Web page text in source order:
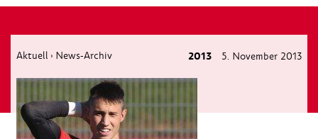
Aktuell › News-Archiv 2013 5. November 2013